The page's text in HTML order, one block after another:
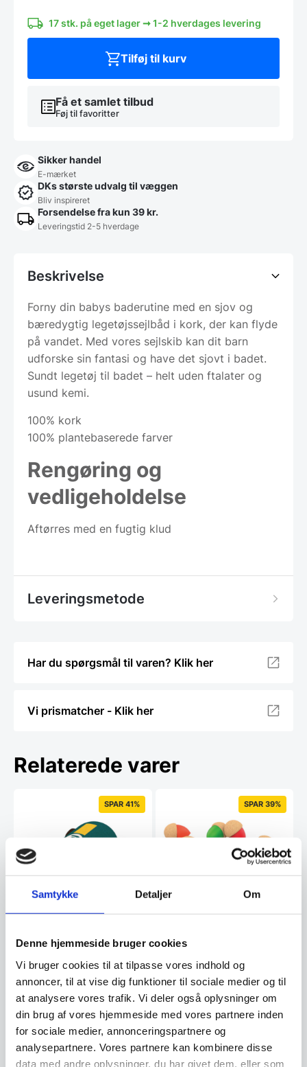
Samtykke Detaljer Om
Denne hjemmeside bruger cookies
Vi bruger cookies til at tilpasse vores indhold og
annoncer, til at vise dig funktioner til sociale medier og til
at analysere vores trafik. Vi deler også oplysninger om
din brug af vores hjemmeside med vores partnere inden
for sociale medier, annonceringspartnere og
analysepartnere. Vores partnere kan kombinere disse
data med andre oplysninger, du har givet dem, eller som
bæredygtigt
og
17 stk. på eget lager ➞ 1-2 hverdages levering
Få et samlet tilbud
Føj til favoritter
Tilføj til kurv
Sikker handel
E-mærket
DKs største udvalg til væggen
Bliv inspireret
Forsendelse fra kun 39 kr.
Leveringstid 2-5 hverdage
Beskrivelse
Forny din babys baderutine med en sjov og
bæredygtig legetøjssejlbåd i kork, der kan flyde
på vandet. Med vores sejlskib kan dit barn
udforske sin fantasi og have det sjovt i badet.
Sundt legetøj til badet – helt uden ftalater og
usund kemi.
100% kork
100% plantebaserede farver
Rengøring og
vedligeholdelse
Aftørres med en fugtig klud
Leveringsmetode
Har du spørgsmål til varen? Klik her
Vi prismatcher - Klik her
Relaterede varer
SPAR 41%
​Biler er ofte et af de første
legetøj, som børn identificerer
sig med, og…
198,00
Den
oprindelige
pris
var:
198,00 DKK.
116,25 DKK
Den
aktuelle
prisVi prismatcher
SPAR 39%
farveblyanter til børn –
som agern
Få timevis af fantasifuld leg med
vores økologiske farveblyanter,
som er…
265,00
Den
oprindelige
pris
var:
265,00 DKK.
162,50 DKK
Den
aktuelle
prisVi prismatcher